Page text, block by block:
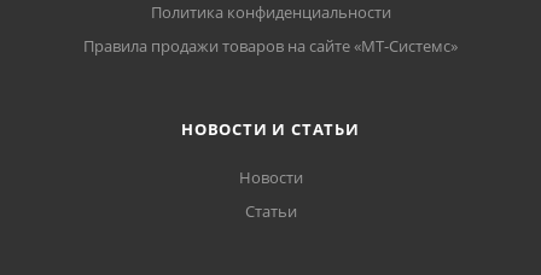
Политика конфиденциальности
Правила продажи товаров на сайте «МТ-Системс»
НОВОСТИ И СТАТЬИ
Новости
Статьи